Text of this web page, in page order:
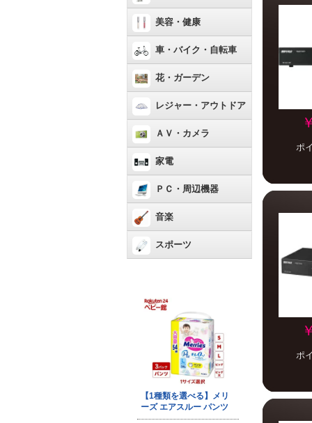
美容・健康
車・バイク・自転車
花・ガーデン
レジャー・アウトドア
ＡＶ・カメラ
家電
ＰＣ・周辺機器
音楽
スポーツ
ポ
ポ